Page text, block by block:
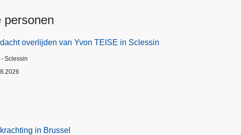
personen
overlijden van Yvon TEISE in Sclessin
Sclessin
in Brussel